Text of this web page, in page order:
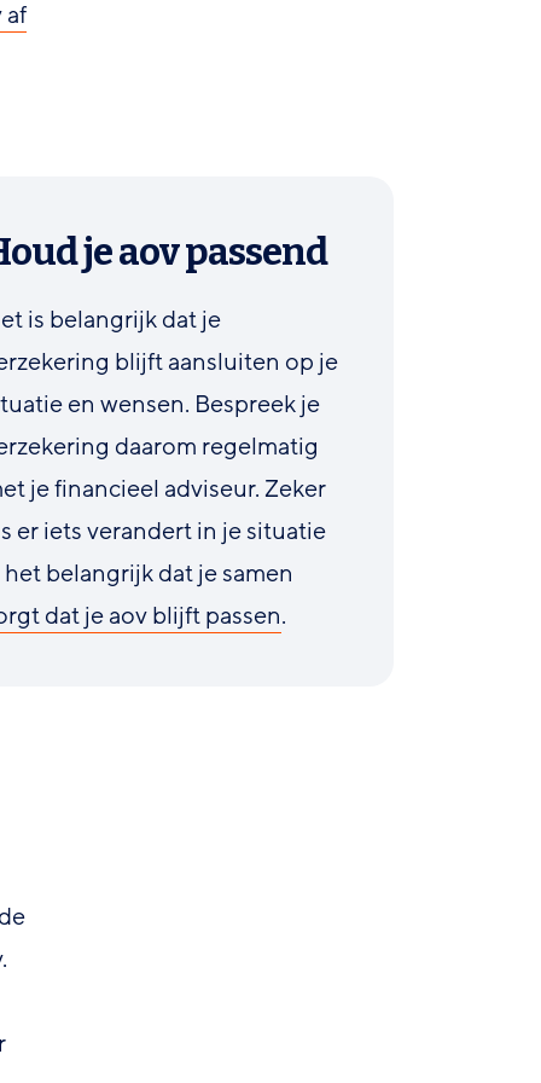
af
je aov passend
is belangrijk dat je
blijft aansluiten op je
en wensen. Bespreek je
daarom regelmatig
je financieel adviseur. Zeker
er iets verandert in je situatie
het belangrijk dat je samen
dat je aov blijft passen.